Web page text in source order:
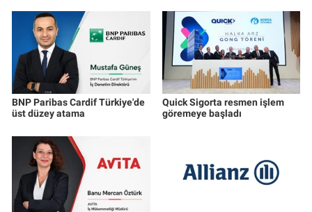
BNP Paribas Cardif Türkiye'de
üst düzey atama
Quick Sigorta resmen işlem
göremeye başladı